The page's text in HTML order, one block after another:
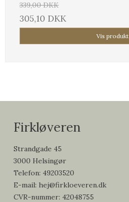
339,00 DKK
305,10 DKK
Vis produkt
Firkløveren
Strandgade 45
3000 Helsingør
Telefon: 49203520
E-mail: hej@firkloeveren.dk
CVR-nummer: 42048755